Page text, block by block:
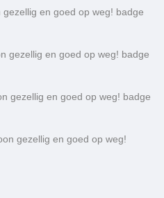
gezellig en goed op weg! badge
gezellig en goed op weg! badge
gezellig en goed op weg! badge
gezellig en goed op weg!